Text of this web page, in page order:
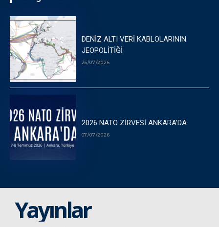
DENİZ ALTI VERİ KABLOLARININ
JEOPOLİTİĞİ
26/07/2026
2026 NATO ZİRVESİ ANKARA’DA
07/07/2026
Yayınlar